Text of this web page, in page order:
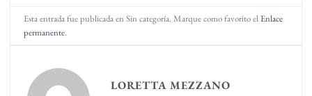
Esta entrada fue publicada en Sin categoría. Marque como favorito elEnlace
permanente.
LORETTA MEZZANO